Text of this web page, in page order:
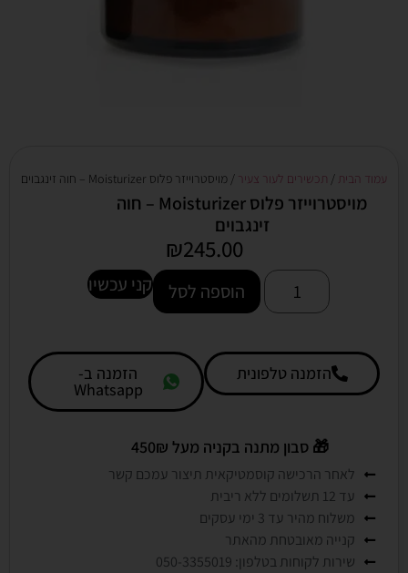
עמוד הבית / תכשירים לעור צעיר / מויסטרוייזר פלוס Moisturizer – חוה זינגבוים
מויסטרוייזר פלוס Moisturizer – חוה
זינגבוים
₪245.00
הוספה לסל קני עכשיו
הזמנה טלפונית הזמנה ב-
Whatsapp
🎁 סבון מתנה בקניה מעל 450₪
לאחר הרכישה קוסמטיקאית תיצור עמכם קשר
עד 12 תשלומים ללא ריבית
משלוח מהיר עד 3 ימי עסקים
קנייה מאובטחת מהאתר
שירות לקוחות בטלפון: 050-3355019